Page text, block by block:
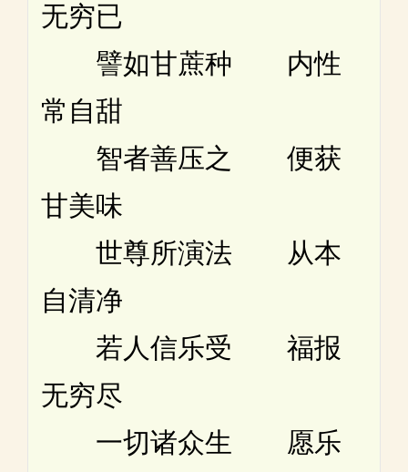
无穷已
譬如甘蔗种 内性
常自甜
智者善压之 便获
甘美味
世尊所演法 从本
自清净
若人信乐受 福报
无穷尽
一切诸众生 愿乐